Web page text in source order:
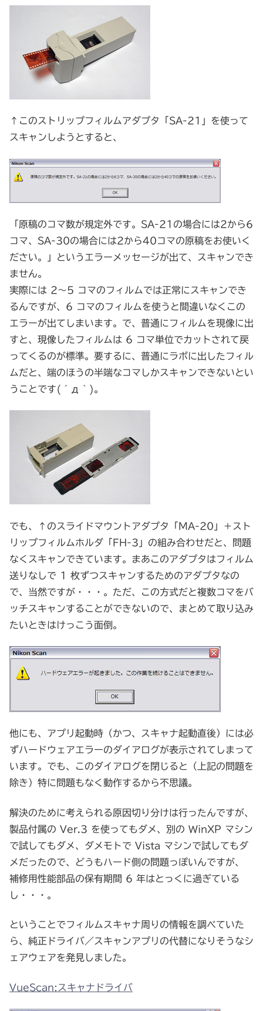
↑このストリップフィルムアダプタ「SA-21」を使って
スキャンしようとすると、
「原稿のコマ数が規定外です。SA-21の場合には2から6
コマ、SA-30の場合には2から40コマの原稿をお使いく
ださい。」というエラーメッセージが出て、スキャンでき
ません。
実際には 2～5 コマのフィルムでは正常にスキャンでき
るんですが、6 コマのフィルムを使うと間違いなくこの
エラーが出てしまいます。で、普通にフィルムを現像に出
すと、現像したフィルムは 6 コマ単位でカットされて戻
ってくるのが標準。要するに、普通にラボに出したフィル
ムだと、端のほうの半端なコマしかスキャンできないとい
うことです(´д｀)。
でも、↑のスライドマウントアダプタ「MA-20」＋スト
リップフィルムホルダ「FH-3」の組み合わせだと、問題
なくスキャンできています。まあこのアダプタはフィルム
送りなしで 1 枚ずつスキャンするためのアダプタなの
で、当然ですが・・・。ただ、この方式だと複数コマをバ
ッチスキャンすることができないので、まとめて取り込み
たいときはけっこう面倒。
他にも、アプリ起動時（かつ、スキャナ起動直後）には必
ずハードウェアエラーのダイアログが表示されてしまって
います。でも、このダイアログを閉じると（上記の問題を
除き）特に問題もなく動作するから不思議。
解決のために考えられる原因切り分けは行ったんですが、
製品付属の Ver.3 を使ってもダメ、別の WinXP マシン
で試してもダメ、ダメモトで Vista マシンで試してもダ
メだったので、どうもハード側の問題っぽいんですが、
補修用性能部品の保有期間 6 年はとっくに過ぎている
し・・・。
ということでフィルムスキャナ周りの情報を調べていた
ら、純正ドライバ／スキャンアプリの代替になりそうなシ
ェアウェアを発見しました。
VueScan:スキャナドライバ